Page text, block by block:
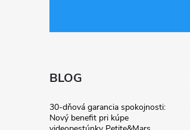
BLOG
30-dňová garancia spokojnosti:
Nový benefit pri kúpe